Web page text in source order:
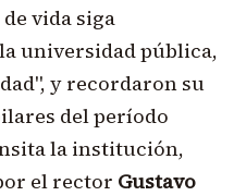
vida siga
universidad pública,
y recordaron su
del período
la institución,
el rector Gustavo